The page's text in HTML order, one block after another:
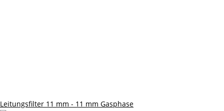
Leitungsfilter 11 mm - 11 mm Gasphase